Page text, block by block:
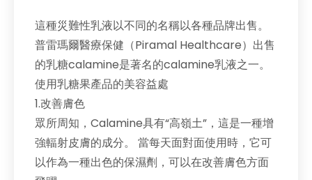
這種災難性乳液以不同的名稱以各種品牌出售。
普雷瑪爾醫療保健（Piramal Healthcare）出售
的乳糖calamine是著名的calamine乳液之一。
使用乳糖果產品的美容益處
1.改善膚色
眾所周知，Calamine具有“高嶺土”，這是一種增
強輻射皮膚的成分。 當每天面對面使用時，它可
以作為一種出色的保濕劑，可以在改善膚色方面